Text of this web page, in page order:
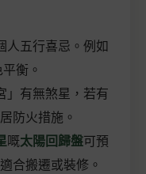
人五行喜忌。例如
衡。
」有無煞星，若有
防火措施。
嘅太陽回歸盤可預
合搬遷或裝修。